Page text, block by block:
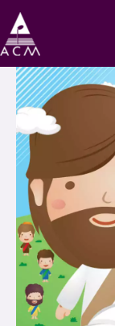
Skip
to
content
05
五
餅
小
魚
(盡
獻
上)
譜
PDF
小
魚
(盡
意
獻
上)
歌
譜
PDF
(鋼
琴)
數
量